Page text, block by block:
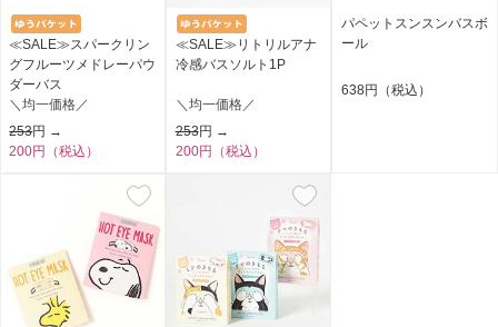
≪SALE≫スパークリン
グフルーツメドレーパウ
ダーバス
＼均一価格／
253円 →
200円（税込）
≪SALE≫リトリルアナ
冷感バスソルト1P
＼均一価格／
253円 →
200円（税込）
パペットスンスンバスボ
ール
638円（税込）